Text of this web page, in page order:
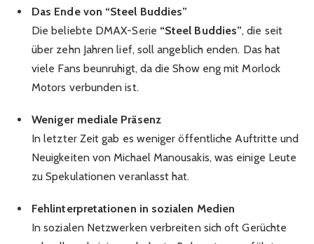
Das Ende von “Steel Buddies”
Die beliebte DMAX-Serie “Steel Buddies”, die seit
über zehn Jahren lief, soll angeblich enden. Das hat
viele Fans beunruhigt, da die Show eng mit Morlock
Motors verbunden ist.
Weniger mediale Präsenz
In letzter Zeit gab es weniger öffentliche Auftritte und
Neuigkeiten von Michael Manousakis, was einige Leute
zu Spekulationen veranlasst hat.
Fehlinterpretationen in sozialen Medien
In sozialen Netzwerken verbreiten sich oft Gerüchte